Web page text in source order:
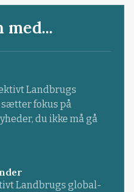
Landbrugs
sætter fokus på
du ikke må gå
Landbrugs global-